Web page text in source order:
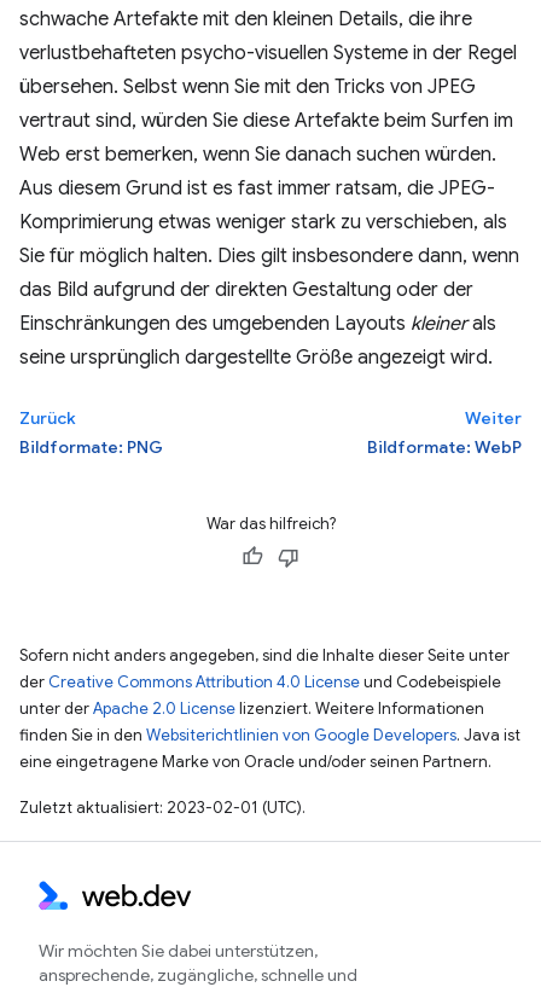
schwache Artefakte mit den kleinen Details, die ihre
verlustbehafteten psycho-visuellen Systeme in der Regel
übersehen. Selbst wenn Sie mit den Tricks von JPEG
vertraut sind, würden Sie diese Artefakte beim Surfen im
Web erst bemerken, wenn Sie danach suchen würden.
Aus diesem Grund ist es fast immer ratsam, die JPEG-
Komprimierung etwas weniger stark zu verschieben, als
Sie für möglich halten. Dies gilt insbesondere dann, wenn
das Bild aufgrund der direkten Gestaltung oder der
Einschränkungen des umgebenden Layouts kleinerals
seine ursprünglich dargestellte Größe angezeigt wird.
Zurück
Bildformate: PNG
Weiter
Bildformate: WebP
War das hilfreich?
Sofern nicht anders angegeben, sind die Inhalte dieser Seite unter
der Creative Commons Attribution 4.0 Licenseund Codebeispiele
unter derApache 2.0 Licenselizenziert. Weitere Informationen
finden Sie in den Websiterichtlinien von Google Developers. Java ist
eine eingetragene Marke von Oracle und/oder seinen Partnern.
Zuletzt aktualisiert: 2023-02-01 (UTC).
Wir möchten Sie dabei unterstützen,
ansprechende, zugängliche, schnelle und